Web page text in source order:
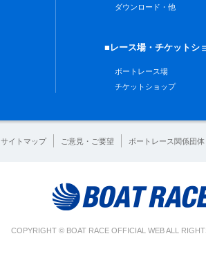
ダウンロード・他
■レース場・チケットシ
ボートレース場
チケットショップ
サイトマップ ご意見・ご要望 ボートレース関係団体
COPYRIGHT © BOAT RACE OFFICIAL WEB ALL